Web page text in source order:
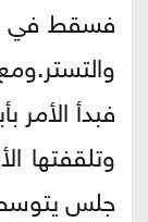
فسقط في
فبدأ
وتلقفتها
جلس يتوسط